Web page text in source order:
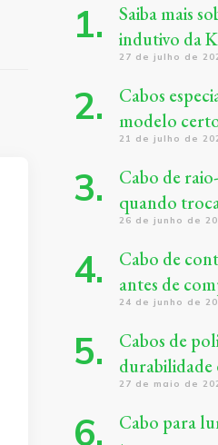
Saiba mais
indutivo da
27 de julho de
Cabos
modelo
21 de julho de
Cabo de
quando
26 de junho de
Cabo de
antes de
24 de junho de
Cabos de
durabilidade
27 de maio de
Cabo para